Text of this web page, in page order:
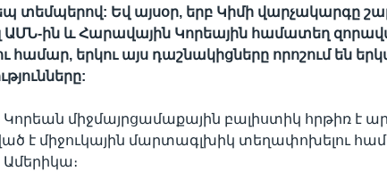
Եվ այսօր, երբ Կիմի վարչակարգը
ին և Հարավային Կորեային համատեղ
համար, երկու այս դաշնակիցները որոշում են
Կորեան միջմայրցամաքային բալիստիկ հրթիռ է
է միջուկային մարտագլխիկ տեղափոխելու
Ամերիկա։